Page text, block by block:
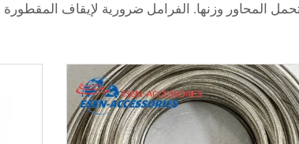
المحاور وزنها. الفرامل ضرورية لإيقاف